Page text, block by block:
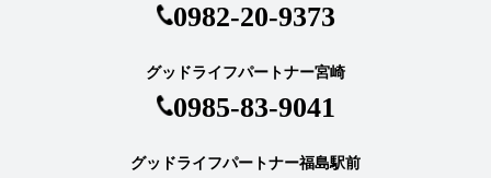
0982-20-9373
グッドライフパートナー宮崎
0985-83-9041
グッドライフパートナー福島駅前